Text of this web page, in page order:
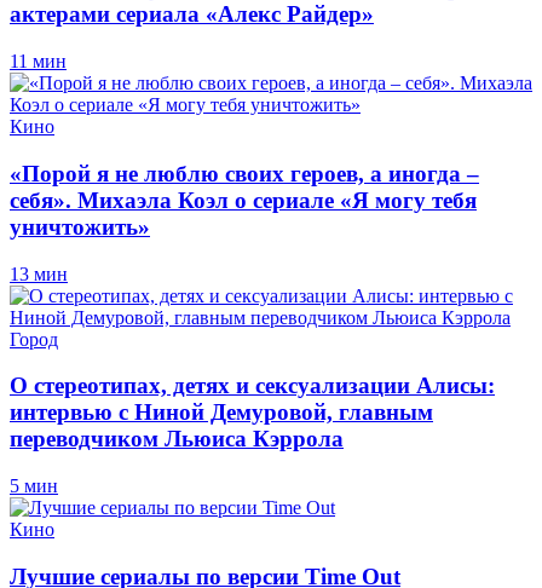
актерами сериала «Алекс Райдер»
11 мин
Кино
«Порой я не люблю своих героев, а иногда –
себя». Михаэла Коэл о сериале «Я могу тебя
уничтожить»
13 мин
Город
О стереотипах, детях и сексуализации Алисы:
интервью с Ниной Демуровой, главным
переводчиком Льюиса Кэррола
5 мин
Кино
Лучшие сериалы по версии Time Out